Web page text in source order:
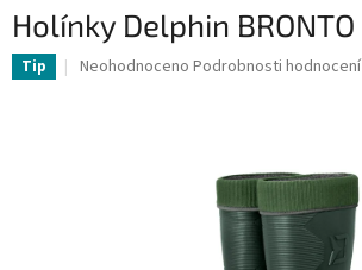
Holínky Delphin BRONTO
Tip
Průměrné
Neohodnoceno Podrobnosti hodnocení